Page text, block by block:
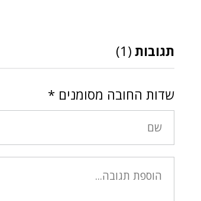
תגובות (1)
שדות החובה מסומנים *